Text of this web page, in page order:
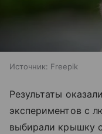
Источник: Freepik
Результаты
экспериментов с
выбирали крышку